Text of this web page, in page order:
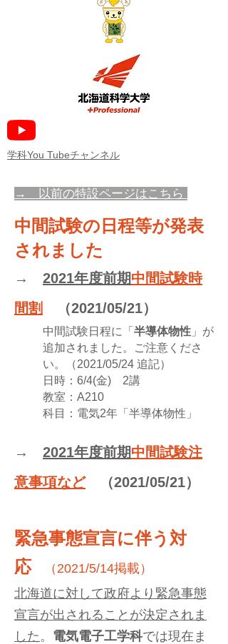
​学科You Tubeチャンネル
→ 以前の特設ページはこちら
中間試験の日程等が発表
されました
→ 2021年度前期中間試験時
間割
（2021/05/21）
中間試験日程に「 半導体物性 」が
追加されました。ご注意くださ
い。（2021/05/24 追記）
日時：6/4(金) 2講
教室：A210
科目：電気2年「半導体物性」
→ 2021年度前期中間試験​注
意事項など（2021/05/21）
緊急事態宣言に伴う対
応（2021/5/14掲載）
北海道に対して政府より緊急事態
宣言が出されることが決定されま
した 。 電気電子工学科では現在ま